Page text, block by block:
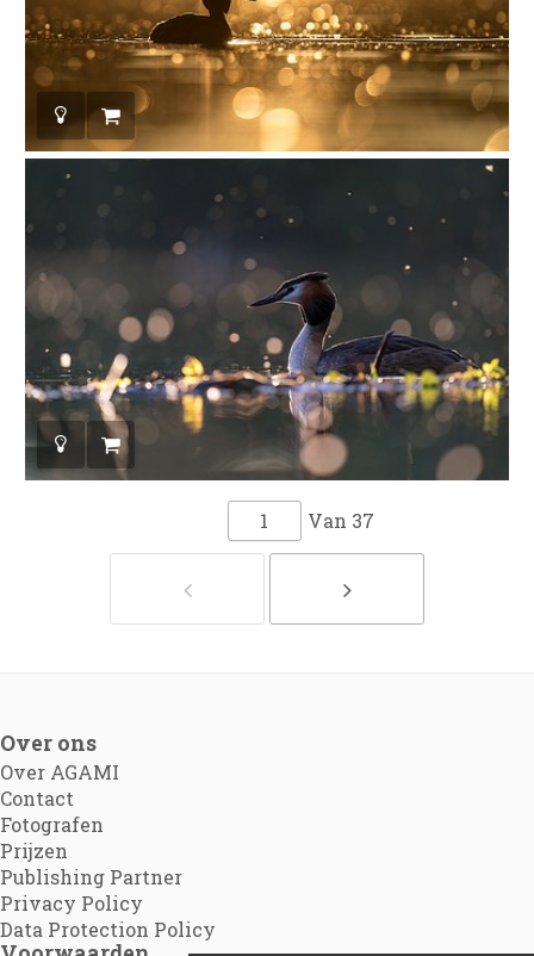
Van 37
Over ons
Over AGAMI
Contact
Fotografen
Prijzen
Publishing Partner
Privacy Policy
Data Protection Policy